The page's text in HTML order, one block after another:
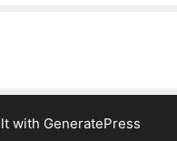
with GeneratePress